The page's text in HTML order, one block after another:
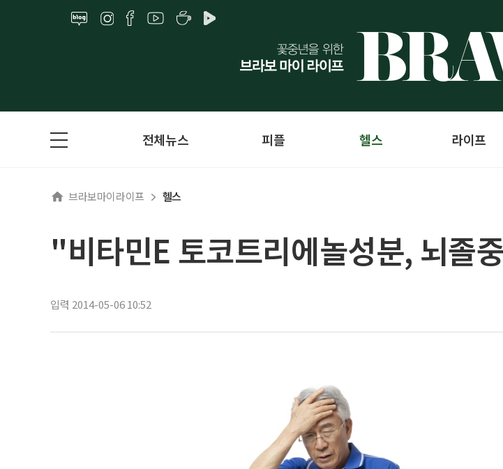
전체뉴스 피플 헬스 라이프
브라보마이라이프 헬스
"비타민E 토코트리에놀성분, 뇌졸
입력 2014-05-06 10:52